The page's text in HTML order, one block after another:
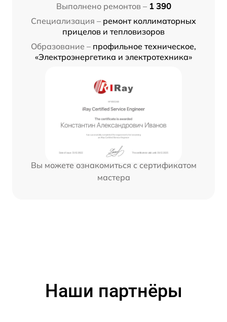
Выполнено ремонтов – 1 390
Специализация – ремонт коллиматорных
прицелов и тепловизоров
Образование – профильное техническое,
«Электроэнергетика и электротехника»
Вы можете ознакомиться с сертификатом
мастера
Наши партнёры